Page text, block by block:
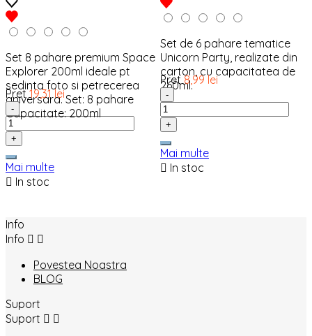
Set 8 pahare premium Space
Explorer 200ml ideale pt
sedinta foto si petrecerea
aniversara. Set: 8 pahare
Capacitate: 200ml
Pret 19,31 lei
-
+
Mai multe
 In stoc
Set de 6 pahare tematice
Unicorn Party, realizate din
carton, cu capacitatea de
260ml.
Pret 8,99 lei
-
+
Mai multe
 In stoc
Info
Info  
Povestea Noastra
BLOG
Suport
Suport  